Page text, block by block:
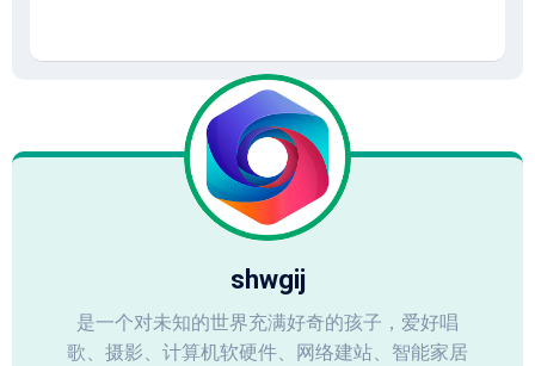
shwgij
是一个对未知的世界充满好奇的孩子，爱好唱
歌、摄影、计算机软硬件、网络建站、智能家居